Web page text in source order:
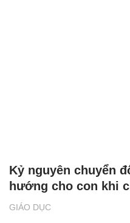
GIÁO DỤC
Kỷ nguyên chuyển
hướng cho con khi